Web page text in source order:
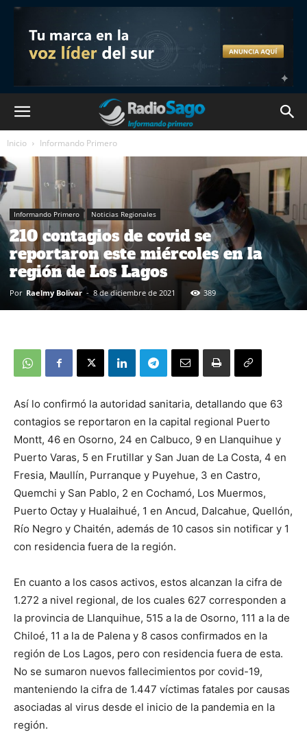
Inicio Informando Primero
Informando Primero Noticias Regionales
210 contagios de covid se
reportaron este miércoles en la
región de Los Lagos
Por Raelmy Bolivar - 8 de diciembre de 2021 389
Así lo confirmó la autoridad sanitaria, detallando que 63
contagios se reportaron en la capital regional Puerto
Montt, 46 en Osorno, 24 en Calbuco, 9 en Llanquihue y
Puerto Varas, 5 en Frutillar y San Juan de La Costa, 4 en
Fresia, Maullín, Purranque y Puyehue, 3 en Castro,
Quemchi y San Pablo, 2 en Cochamó, Los Muermos,
Puerto Octay y Hualaihué, 1 en Ancud, Dalcahue, Quellón,
Río Negro y Chaitén, además de 10 casos sin notificar y 1
con residencia fuera de la región.
En cuanto a los casos activos, estos alcanzan la cifra de
1.272 a nivel regional, de los cuales 627 corresponden a
la provincia de Llanquihue, 515 a la de Osorno, 111 a la de
Chiloé, 11 a la de Palena y 8 casos confirmados en la
región de Los Lagos, pero con residencia fuera de esta.
No se sumaron nuevos fallecimientos por covid-19,
manteniendo la cifra de 1.447 víctimas fatales por causas
asociadas al virus desde el inicio de la pandemia en la
región.